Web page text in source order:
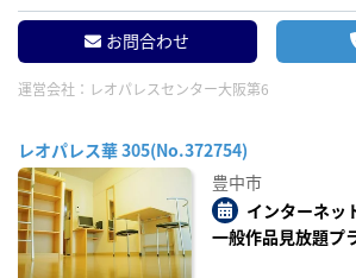
お問合わせ
運営会社： レオパレスセンター大阪第6
レオパレス華 305(No.372754)
豊中市
インターネッ
一般作品見放題プ